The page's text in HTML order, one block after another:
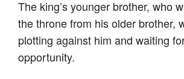
The king’s younger brother, who
the throne from his older brother,
plotting against him and waiting
opportunity.